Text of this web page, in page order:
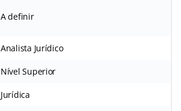
A definir
Analista Jurídico
Nível Superior
Jurídica